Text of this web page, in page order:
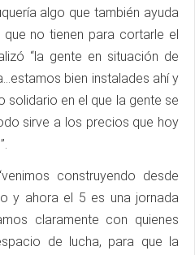
algo que también ayuda
no tienen para cortarle el
“la gente en situación de
bien instalades ahí y
solidario en el que la gente se
sirve a los precios que hoy
construyendo desde
y ahora el 5 es una jornada
claramente con quienes
de lucha, para que la